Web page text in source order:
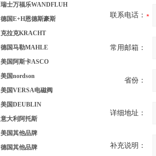
瑞士万福乐WANDFLUH
德国E+H恩德斯豪斯
克拉克KRACHT
德国马勒MAHLE
美国阿斯卡ASCO
美国nordson
美国VERSA电磁阀
美国DEUBLIN
意大利阿托斯
美国其他品牌
德国其他品牌
联系电话：
常用邮箱：
省份：
详细地址：
补充说明：